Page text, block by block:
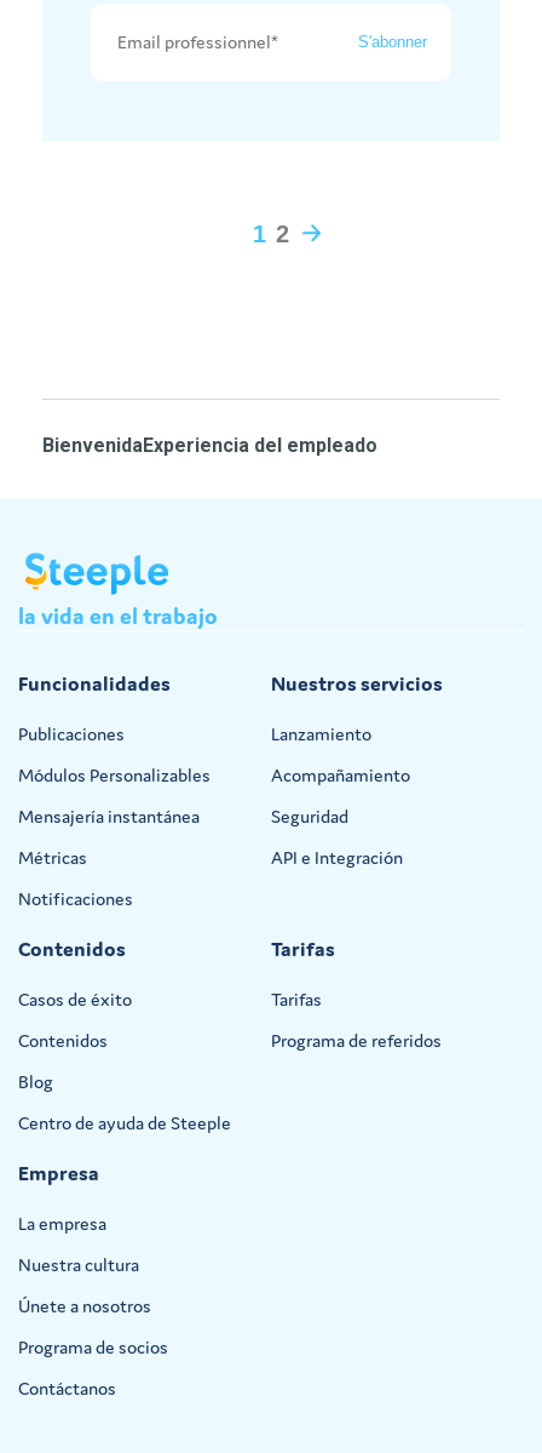
1 2
BienvenidaExperiencia del empleado
la vida en el trabajo
Funcionalidades
Publicaciones
Módulos Personalizables
Mensajería instantánea
Métricas
Notificaciones
Nuestros servicios
Lanzamiento
Acompañamiento
Seguridad
API e Integración
Contenidos
Casos de éxito
Contenidos
Blog
Centro de ayuda de Steeple
Tarifas
Tarifas
Programa de referidos
Empresa
La empresa
Nuestra cultura
Únete a nosotros
Programa de socios
Contáctanos